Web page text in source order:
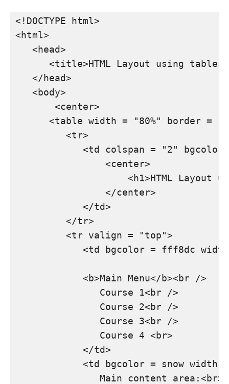
<!DOCTYPE html>
<html>
   <head>
<title>HTML Layout using
   </head>
   <body>
       <center>
<table width = "80%" border
         <tr>
<td colspan = "2" bgcolor
                <center>
<h1>HTML Layout
                </center>
            </td>
         </tr>
         <tr valign = "top">
<td bgcolor = fff8dc
            <b>Main Menu</b><br />
               Course 1<br />
               Course 2<br />
               Course 3<br />
               Course 4 <br>
            </td>
<td bgcolor = snow width
               Main content area:<br>